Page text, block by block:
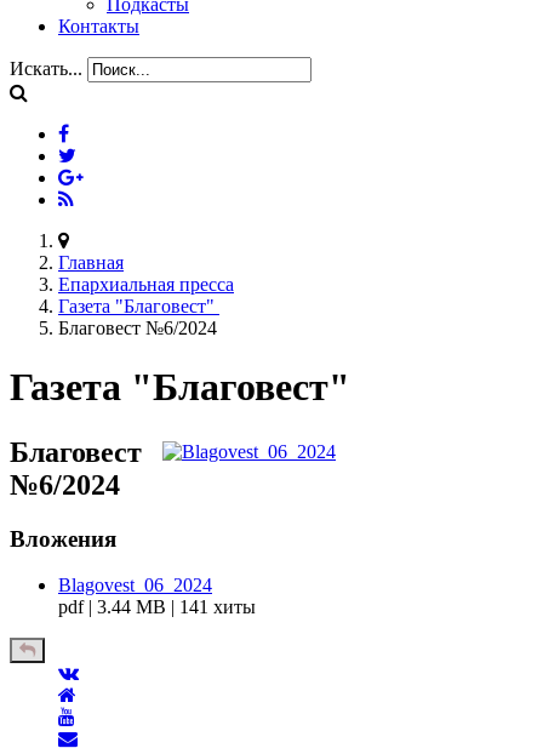
Подкасты
Контакты
Искать...
Главная
Епархиальная пресса
Газета "Благовест"
Благовест №6/2024
Газета "Благовест"
Благовест
№6/2024
Вложения
Blagovest_06_2024
pdf | 3.44 MB | 141 хиты